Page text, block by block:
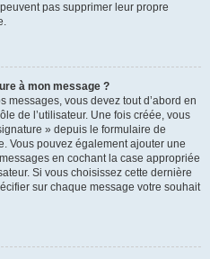
pas supprimer leur propre
à mon message ?
messages, vous devez tout d’abord en
de l’utilisateur. Une fois créée, vous
» depuis le formulaire de
Vous pouvez également ajouter une
en cochant la case appropriée
Si vous choisissez cette dernière
sur chaque message votre souhait